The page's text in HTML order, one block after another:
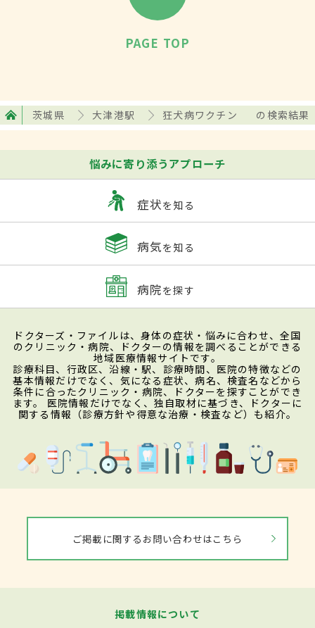
PAGE TOP
茨城県 大津港駅 狂犬病ワクチン の検索結果
悩みに寄り添うアプローチ
症状を知る
病気を知る
病院を探す
ドクターズ・ファイルは、身体の症状・悩みに合わせ、全国
のクリニック・病院、ドクターの情報を調べることができる
地域医療情報サイトです。
診療科目、行政区、沿線・駅、診療時間、医院の特徴などの
基本情報だけでなく、気になる症状、病名、検査名などから
条件に合ったクリニック・病院、ドクターを探すことができ
ます。 医院情報だけでなく、独自取材に基づき、ドクターに
関する情報（診療方針や得意な治療・検査など）も紹介。
ご掲載に関するお問い合わせはこちら
掲載情報について